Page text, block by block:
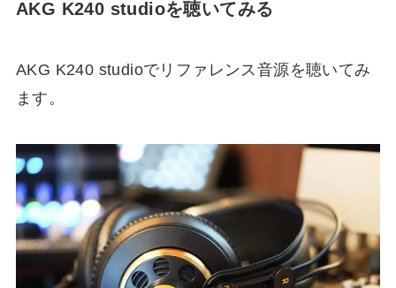
AKG K240 studioを聴いてみる
AKG K240 studioでリファレンス音源を聴いてみ
ます。